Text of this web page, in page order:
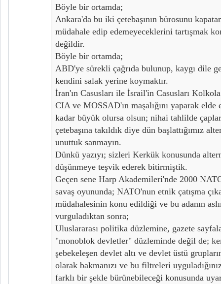
Böyle bir ortamda;
Ankara'da bu iki çetebaşının bürosunu
müdahale edip edemeyeceklerini tartışmak
değildir.
Böyle bir ortamda;
ABD'ye sürekli çağrıda bulunup, kaygı dile
kendini salak yerine koymaktır.
İran'ın Casusları ile İsrail'in Casusları
CIA ve MOSSAD'ın maşalığını yaparak
kadar büyük olursa olsun; nihai tahlilde
çetebaşına takıldık diye dün başlattığımız
unuttuk sanmayın.
Dünkü yazıyı; sizleri Kerkük konusunda
düşünmeye teşvik ederek bitirmiştik.
Geçen sene Harp Akademileri'nde 2000
savaş oyununda; NATO'nun etnik çatışma
müdahalesinin konu edildiği ve bu adanın
vurguladıktan sonra;
Uluslararası politika düzlemine, gazete
"monoblok devletler" düzleminde değil de;
şebekeleşen devlet altı ve devlet üstü
olarak bakmanızı ve bu filtreleri
farklı bir şekle bürünebileceği konusunda